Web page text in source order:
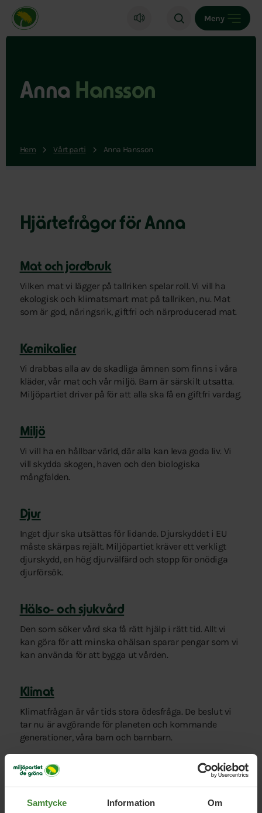
Samtycke Information Om
Miljöpartiet de gröna, startsida
Meny
Anna Hansson
Hem Vårt parti Anna Hansson
Hjärtefrågor för Anna
Mat och jordbruk
Vilken mat vi lägger på tallriken spelar roll. Vi vill ha
ekologisk och klimatsmart mat på tallriken, nu. Mat
som är god, näringsrik, giftfri och närproducerad mat.
Kemikalier
Vi drabbas alla av de skadliga ämnen som finns i våra
kläder, vår mat och vår miljö. Barn är särskilt utsatta.
Miljöpartiet driver på för att alla ska få en giftfri vardag.
Miljö
Vi vill ha en hållbar värld, där alla kan leva goda liv. Vi
vill skydda skogen, haven och den biologiska
mångfalden.
Djur
Inget djur ska utsättas för lidande. Djurskyddet i EU
måste skärpas rejält. Miljöpartiet kräver ett verkligt
djurskydd, en hög djurvälfärd och stopp för onödiga
djurförsök.
Hälso- och sjukvård
Den som söker vård ska få rätt hjälp i rätt tid. Allt vi
kan göra för att minska ohälsan sparar pengar som vi
kan använda för att bygga ut vården.
Klimat
Klimatfrågan är vår tids stora ödesfråga. De beslut vi
tar nu är avgörande för planeten och kommande
generationer, våra barn och barnbarn.
Migration och lika rätt
och för fred, rättvisa och klimat i världen.